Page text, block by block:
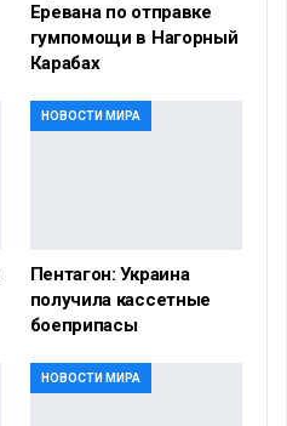
Еревана по отправке
гумпомощи в Нагорный
Карабах
НОВОСТИ МИРА
Пентагон: Украина
получила кассетные
боеприпасы
НОВОСТИ МИРА